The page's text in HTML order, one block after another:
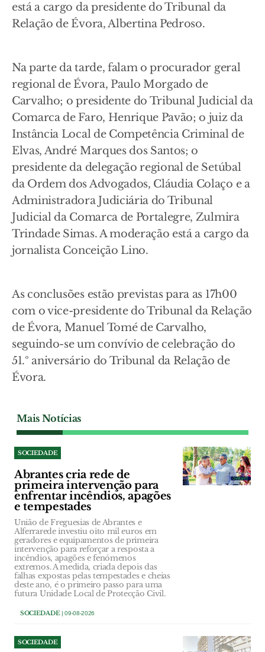
está a cargo da presidente do Tribunal da
Relação de Évora, Albertina Pedroso.
Na parte da tarde, falam o procurador geral
regional de Évora, Paulo Morgado de
Carvalho; o presidente do Tribunal Judicial da
Comarca de Faro, Henrique Pavão; o juiz da
Instância Local de Competência Criminal de
Elvas, André Marques dos Santos; o
presidente da delegação regional de Setúbal
da Ordem dos Advogados, Cláudia Colaço e a
Administradora Judiciária do Tribunal
Judicial da Comarca de Portalegre, Zulmira
Trindade Simas. A moderação está a cargo da
jornalista Conceição Lino.
As conclusões estão previstas para as 17h00
com o vice-presidente do Tribunal da Relação
de Évora, Manuel Tomé de Carvalho,
seguindo-se um convívio de celebração do
51.º aniversário do Tribunal da Relação de
Évora.
Mais Notícias
SOCIEDADE
Abrantes cria rede de
primeira intervenção para
enfrentar incêndios, apagões
e tempestades
União de Freguesias de Abrantes e
Alferrarede investiu oito mil euros em
geradores e equipamentos de primeira
intervenção para reforçar a resposta a
incêndios, apagões e fenómenos
extremos. A medida, criada depois das
falhas expostas pelas tempestades e cheias
deste ano, é o primeiro passo para uma
futura Unidade Local de Protecção Civil.
SOCIEDADE| 09-08-2026
SOCIEDADE